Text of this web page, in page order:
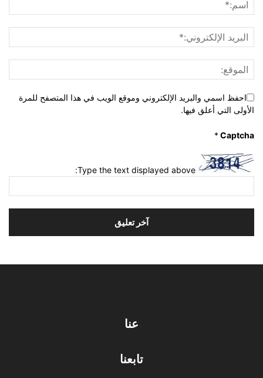
احفظ اسمي والبريد الإلكتروني وموقع الويب في هذا المتصفح للمرة
الأولى التي أعلق فيها.
Captcha
*
Type the text displayed above:
عنا
تابعنا